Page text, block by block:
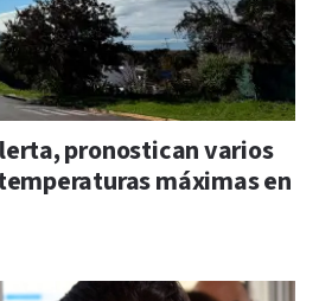
pronostican varios
máximas en